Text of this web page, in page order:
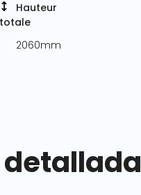
Hauteur
totale
2060mm